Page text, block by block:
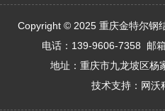
Copyright © 2025 重庆金特尔钢
电话：139-9606-7358 邮
地址：重庆市九龙坡区杨
技术支持： 网沃